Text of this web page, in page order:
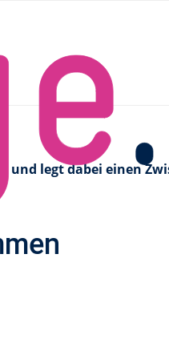
Sylt
und legt dabei einen